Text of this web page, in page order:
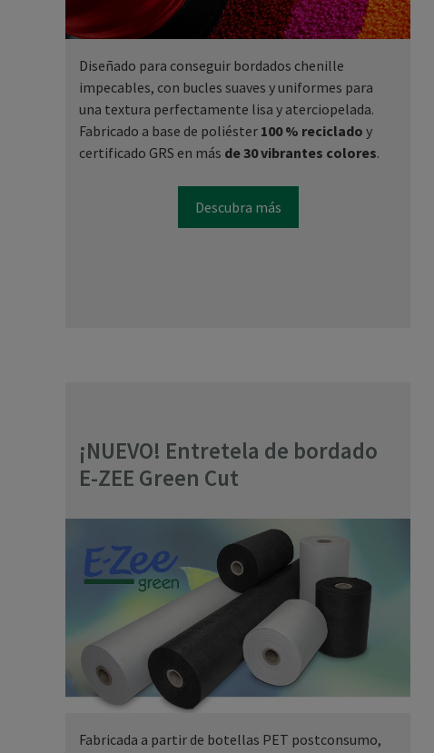
Diseñado para conseguir bordados chenille
impecables, con bucles suaves y uniformes para
una textura perfectamente lisa y aterciopelada.
Fabricado a base de poliéster 100 % reciclado y
certificado GRS en más de 30 vibrantes colores.
Descubra más
¡NUEVO! Entretela de bordado
E-ZEE Green Cut
Fabricada a partir de botellas PET postconsumo,